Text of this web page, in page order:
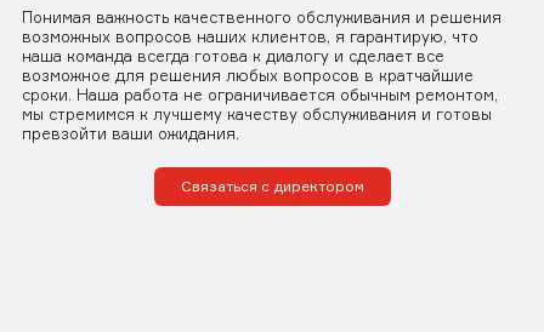
Понимая важность качественного обслуживания и решения
возможных вопросов наших клиентов, я гарантирую, что
наша команда всегда готова к диалогу и сделает все
возможное для решения любых вопросов в кратчайшие
сроки. Наша работа не ограничивается обычным ремонтом,
мы стремимся к лучшему качеству обслуживания и готовы
превзойти ваши ожидания.
Связаться с директором